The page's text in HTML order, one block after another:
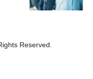
Reserved.